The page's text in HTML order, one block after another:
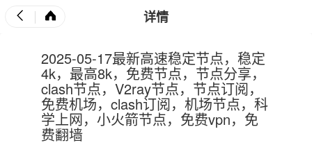
详情
2025-05-17最新高速稳定节点，稳定
4k，最高8k，免费节点，节点分享，
clash节点，V2ray节点，节点订阅，
免费机场，clash订阅，机场节点，科
学上网，小火箭节点，免费vpn，免
费翻墙